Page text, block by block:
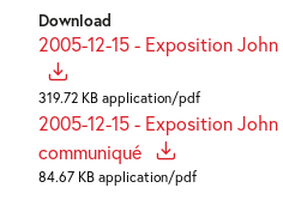
Download
2005-12-15 - Exposition
319.72 KB application/pdf
2005-12-15 - Exposition John
communiqué
84.67 KB application/pdf